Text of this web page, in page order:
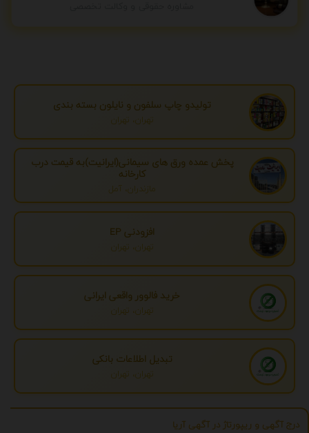
تولیدو چاپ سلفون و نایلون بسته بندی
تهران، تهران
پخش عمده ورق های سیمانی(ایرانیت)به قیمت درب
کارخانه
مازندران، آمل
افزودنی EP
تهران، تهران
خرید فالوور واقعی ایرانی
تهران، تهران
تبدیل اطلاعات بانکی
تهران، تهران
درج آگهی و ریپورتاژ در آگهی آریا